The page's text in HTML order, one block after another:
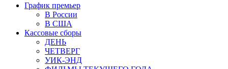
График премьер
В России
В США
Кассовые сборы
ДЕНЬ
ЧЕТВЕРГ
УИК-ЭНД